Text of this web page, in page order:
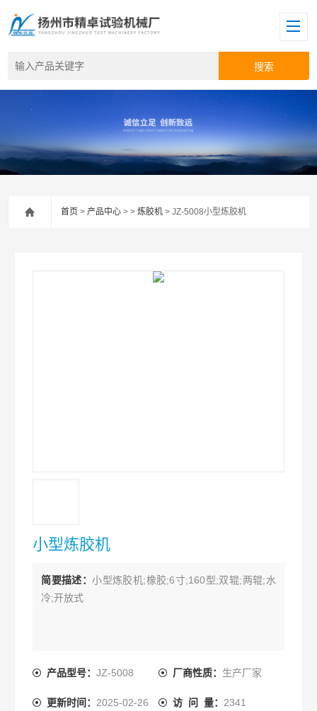
首页 >产品中心 > >炼胶机 > JZ-5008小型炼胶机
小型炼胶机
简要描述： 小型炼胶机;橡胶;6寸;160型;双辊;两辊;水
冷;开放式
产品型号：JZ-5008 厂商性质： 生产厂家
更新时间： 2025-02-26 访 问 量： 2341